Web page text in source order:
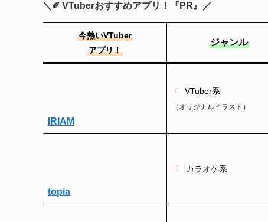
＼✐ VTuberおすすめアプリ！『PR』／
今熱いVTuber
アプリ！
ジャンル
IRIAM
VTuber系
（オリジナルイラスト）
topia
カラオケ系